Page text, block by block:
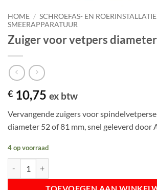
HOME / SCHROEFAS- EN ROERINSTALLATIE
SMEERAPPARATUUR
Zuiger voor vetpers
€ 10,75 ex btw
Vervangende zuigers voor
diameter 52 of 81 mm, snel geleverd door
4 op voorraad